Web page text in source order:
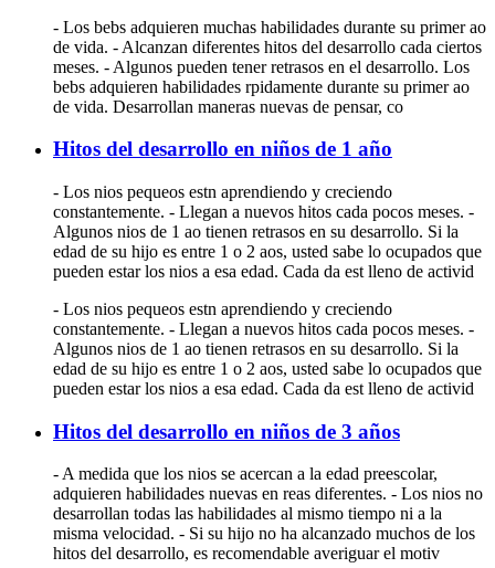
- Los bebs adquieren muchas habilidades durante su primer ao
de vida. - Alcanzan diferentes hitos del desarrollo cada ciertos
meses. - Algunos pueden tener retrasos en el desarrollo. Los
bebs adquieren habilidades rpidamente durante su primer ao
de vida. Desarrollan maneras nuevas de pensar, co
Hitos del desarrollo en niños de 1 año
- Los nios pequeos estn aprendiendo y creciendo
constantemente. - Llegan a nuevos hitos cada pocos meses. -
Algunos nios de 1 ao tienen retrasos en su desarrollo. Si la
edad de su hijo es entre 1 o 2 aos, usted sabe lo ocupados que
pueden estar los nios a esa edad. Cada da est lleno de activid
- Los nios pequeos estn aprendiendo y creciendo
constantemente. - Llegan a nuevos hitos cada pocos meses. -
Algunos nios de 1 ao tienen retrasos en su desarrollo. Si la
edad de su hijo es entre 1 o 2 aos, usted sabe lo ocupados que
pueden estar los nios a esa edad. Cada da est lleno de activid
Hitos del desarrollo en niños de 3 años
- A medida que los nios se acercan a la edad preescolar,
adquieren habilidades nuevas en reas diferentes. - Los nios no
desarrollan todas las habilidades al mismo tiempo ni a la
misma velocidad. - Si su hijo no ha alcanzado muchos de los
hitos del desarrollo, es recomendable averiguar el motiv